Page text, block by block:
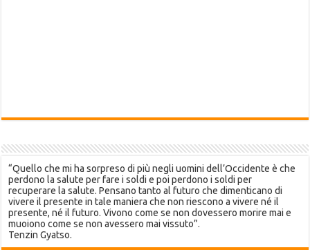
“Quello che mi ha sorpreso di più negli uomini dell’Occidente è che
perdono la salute per fare i soldi e poi perdono i soldi per
recuperare la salute. Pensano tanto al futuro che dimenticano di
vivere il presente in tale maniera che non riescono a vivere né il
presente, né il futuro. Vivono come se non dovessero morire mai e
muoiono come se non avessero mai vissuto”.
Tenzin Gyatso.